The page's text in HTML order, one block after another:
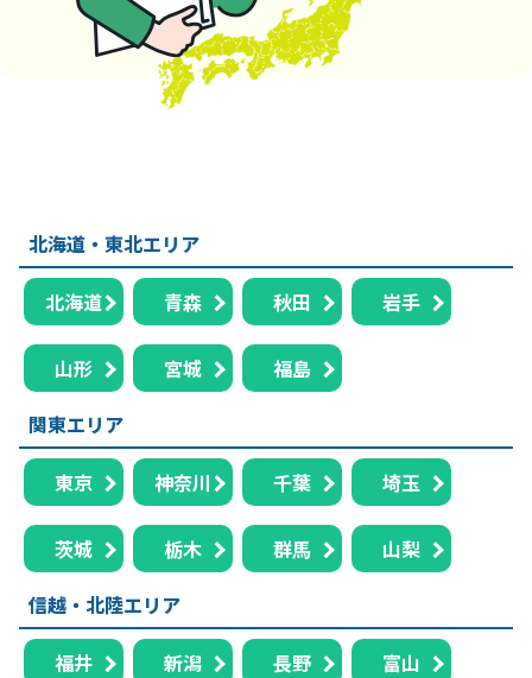
北海道・東北エリア
北海道 青森 秋田 岩手
山形 宮城
福島
関東エリア
東京 神奈川 千葉 埼玉
茨城 栃木 群馬
山梨
信越・北陸エリア
福井 新潟 長野 富山